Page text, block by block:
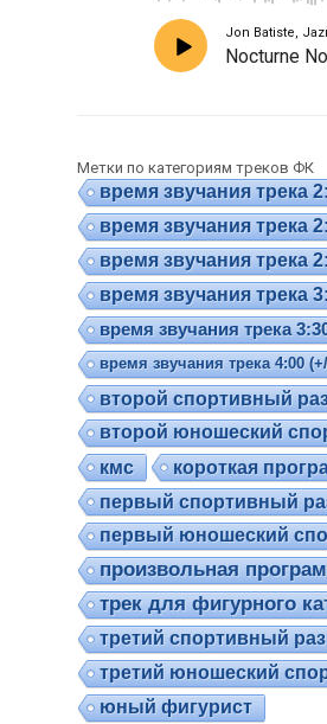
Jon Batiste,
Метки по категориям треков ФК
время звучания трека
время звучания трека
время звучания трека
время звучания трека
время звучания трека
время звучания трека 4:00
второй спортивный
второй юношеский
кмс короткая
первый спортивный
первый юношеский
произвольная
трек для фигурного
третий спортивный
третий юношеский
юный фигурист